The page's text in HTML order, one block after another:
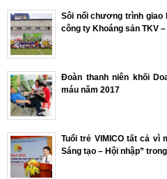
Sôi nổi chương trình giao
công ty Khoáng sản TKV –
Đoàn thanh niên khối
máu năm 2017
Tuổi trẻ VIMICO tất cả vì
Sáng tạo – Hội nhập”